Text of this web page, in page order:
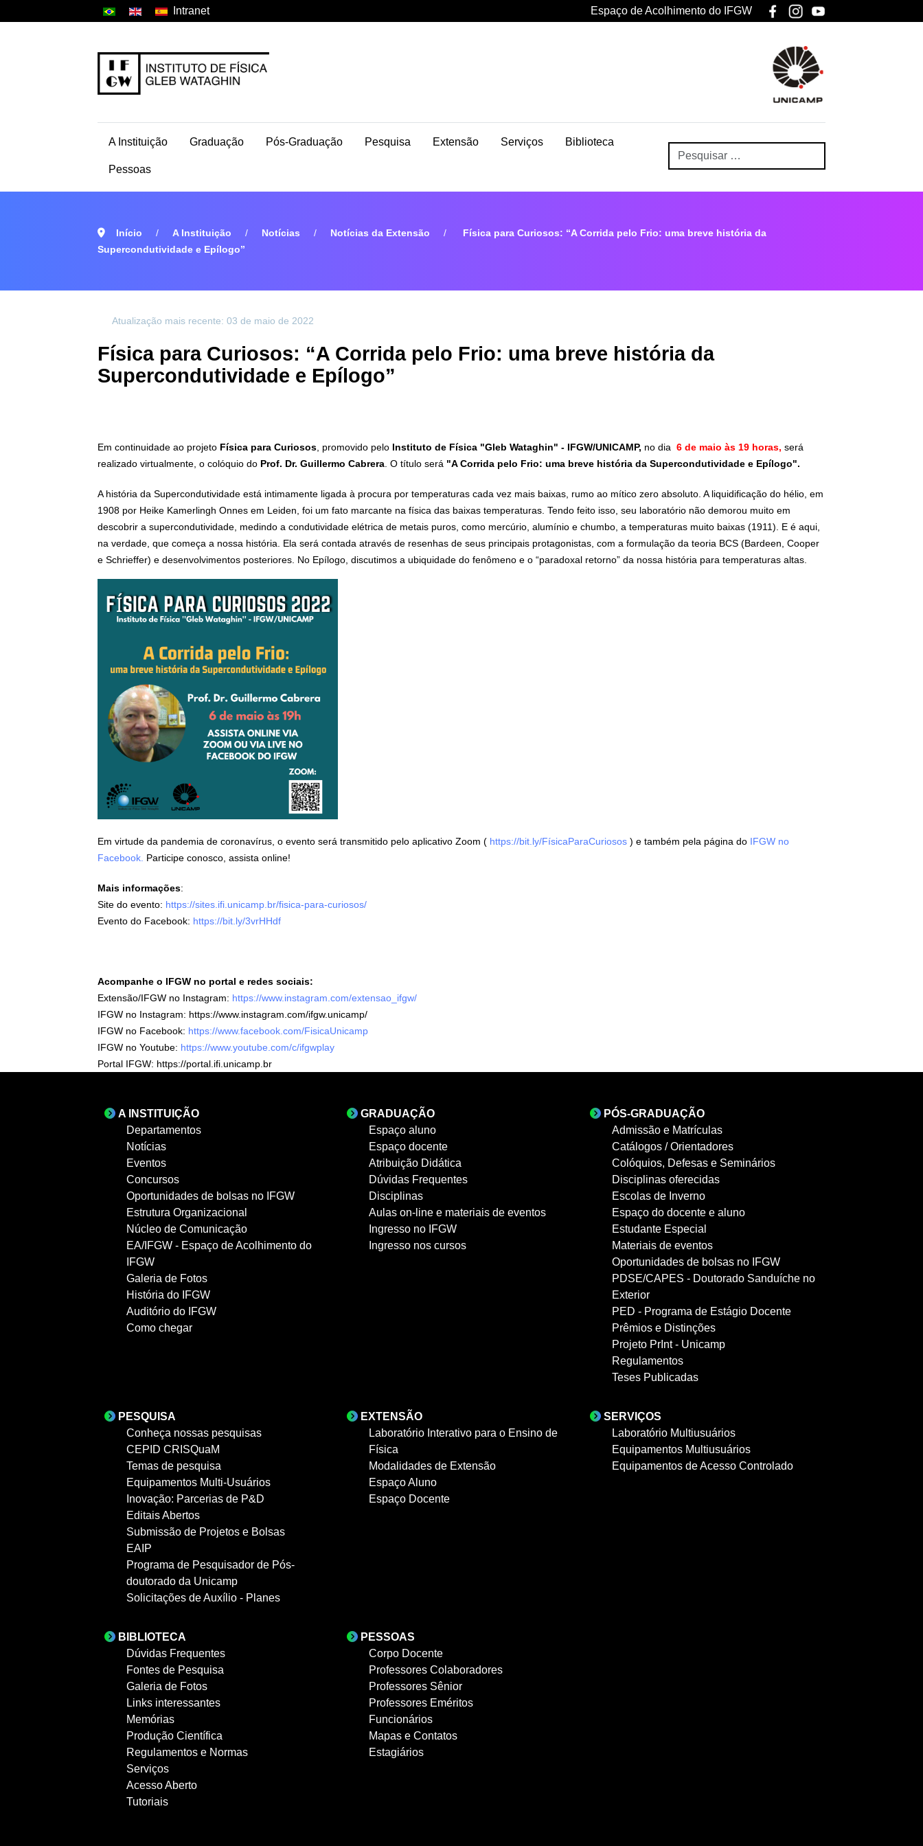
Intranet Espaço de Acolhimento do IFGW
A Instituição Graduação Pós-Graduação Pesquisa Extensão Serviços Biblioteca
Pessoas
Início A Instituição Notícias Notícias da Extensão
Física para Curiosos: “A Corrida pelo Frio: uma breve história da
Supercondutividade e Epílogo”
Atualização mais recente: 03 de maio de 2022
Física para Curiosos: “A Corrida pelo Frio: uma breve história da
Supercondutividade e Epílogo”
Em continuidade ao projeto Física para Curiosos , promovido pelo Instituto de Física "Gleb Wataghin" - IFGW/UNICAMP, no dia 6 de maio às 19 horas, será
realizado virtualmente, o colóquio do Prof. Dr. Guillermo Cabrera . O título será "A Corrida pelo Frio: uma breve história da Supercondutividade e Epílogo".
A história da Supercondutividade está intimamente ligada à procura por temperaturas cada vez mais baixas, rumo ao mítico zero absoluto. A liquidificação do hélio, em
1908 por Heike Kamerlingh Onnes em Leiden, foi um fato marcante na física das baixas temperaturas. Tendo feito isso, seu laboratório não demorou muito em
descobrir a supercondutividade, medindo a condutividade elétrica de metais puros, como mercúrio, alumínio e chumbo, a temperaturas muito baixas (1911). E é aqui,
na verdade, que começa a nossa história. Ela será contada através de resenhas de seus principais protagonistas, com a formulação da teoria BCS (Bardeen, Cooper
e Schrieffer) e desenvolvimentos posteriores. No Epílogo, discutimos a ubiquidade do fenômeno e o “paradoxal retorno” da nossa história para temperaturas altas.
Em virtude da pandemia de coronavírus, o evento será transmitido pelo aplicativo Zoom ( https://bit.ly/FísicaParaCuriosos ) e também pela página do IFGW no
Facebook. Participe conosco, assista online!
Mais informações:
Site do evento: https://sites.ifi.unicamp.br/fisica-para-curiosos/
Evento do Facebook: https://bit.ly/3vrHHdf
Acompanhe o IFGW no portal e redes sociais:
Extensão/IFGW no Instagram: https://www.instagram.com/extensao_ifgw/
IFGW no Instagram: https://www.instagram.com/ifgw.unicamp/
IFGW no Facebook: https://www.facebook.com/FisicaUnicamp
IFGW no Youtube: https://www.youtube.com/c/ifgwplay
Portal IFGW: https://portal.ifi.unicamp.br
A INSTITUIÇÃO
Departamentos
Notícias
Eventos
Concursos
Oportunidades de bolsas no IFGW
Estrutura Organizacional
Núcleo de Comunicação
EA/IFGW - Espaço de Acolhimento do
IFGW
Galeria de Fotos
História do IFGW
Auditório do IFGW
Como chegar
GRADUAÇÃO
Espaço aluno
Espaço docente
Atribuição Didática
Dúvidas Frequentes
Disciplinas
Aulas on-line e materiais de eventos
Ingresso no IFGW
Ingresso nos cursos
PÓS-GRADUAÇÃO
Admissão e Matrículas
Catálogos / Orientadores
Colóquios, Defesas e Seminários
Disciplinas oferecidas
Escolas de Inverno
Espaço do docente e aluno
Estudante Especial
Materiais de eventos
Oportunidades de bolsas no IFGW
PDSE/CAPES - Doutorado Sanduíche no
Exterior
PED - Programa de Estágio Docente
Prêmios e Distinções
Projeto PrInt - Unicamp
Regulamentos
Teses Publicadas
PESQUISA
Conheça nossas pesquisas
CEPID CRISQuaM
Temas de pesquisa
Equipamentos Multi-Usuários
Inovação: Parcerias de P&D
Editais Abertos
Submissão de Projetos e Bolsas
EAIP
Programa de Pesquisador de Pós-
doutorado da Unicamp
Solicitações de Auxílio - Planes
EXTENSÃO
Laboratório Interativo para o Ensino de
Física
Modalidades de Extensão
Espaço Aluno
Espaço Docente
SERVIÇOS
Laboratório Multiusuários
Equipamentos Multiusuários
Equipamentos de Acesso Controlado
BIBLIOTECA
Dúvidas Frequentes
Fontes de Pesquisa
Galeria de Fotos
Links interessantes
Memórias
Produção Científica
Regulamentos e Normas
Serviços
Acesso Aberto
Tutoriais
PESSOAS
Corpo Docente
Professores Colaboradores
Professores Sênior
Professores Eméritos
Funcionários
Mapas e Contatos
Estagiários